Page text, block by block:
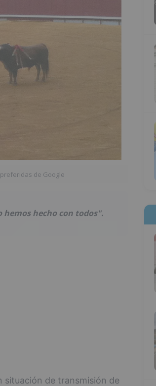
de Google
hemos hecho con todos".
situación de transmisión de